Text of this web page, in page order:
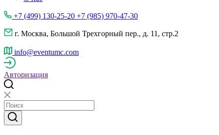
+7 (499) 130-25-20 +7 (985) 970-47-30
г. Москва, Большой Трехгорный пер., д. 11, стр.2
info@eventumc.com
Авторизация